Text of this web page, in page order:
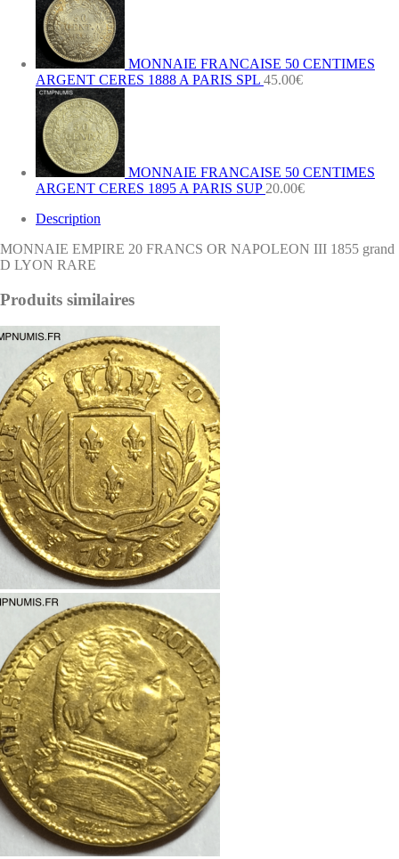
MONNAIE FRANCAISE 50 CENTIMES
ARGENT CERES 1888 A PARIS SPL 45.00€
MONNAIE FRANCAISE 50 CENTIMES
ARGENT CERES 1895 A PARIS SUP 20.00€
Description
MONNAIE EMPIRE 20 FRANCS OR NAPOLEON III 1855 grand
D LYON RARE
Produits similaires